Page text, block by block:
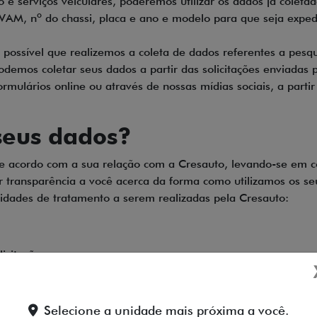
nº do chassi, placa e ano e modelo para que seja
que realizemos a coleta de dados referentes a
coletar seus dados a partir das solicitações enviadas
online ou através de nossas mídias sociais, a
dados?
acordo com a sua relação com a Cresauto, levando-se em
a você acerca da forma como utilizamos os
de tratamento a serem realizadas pela Cresauto:
podem incluir pesquisas de mercado e avaliações
Selecione a unidade mais próxima a você.